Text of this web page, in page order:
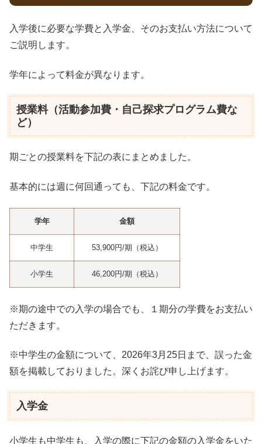
入学後に必要な学費と入学金、そのお支払い方法について
ご説明します。
学年によって料金が異なります。
授業料（活動参加費・自己探求プログラム費な
ど）
期ごとの授業料を下記の表にまとめました。
基本的には週に何回通っても、下記の料金です。
学年 金額
中学生 53,900円/期（税込）
小学生 46,200円/期（税込）
※期の途中での入学の場合でも、１期分の学費をお支払い
ただきます。
※中学生の金額について、2026年3月25日まで、誤った金
額を掲載しておりました。深くお詫び申し上げます。
入学金
小学生も中学生も、入学の際に下記の金額の入学金をいた